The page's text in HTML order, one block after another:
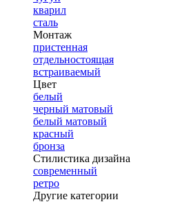
кварил
сталь
Монтаж
пристенная
отдельностоящая
встраиваемый
Цвет
белый
черный матовый
белый матовый
красный
бронза
Стилистика дизайна
современный
ретро
Другие категории